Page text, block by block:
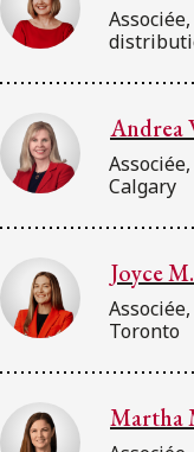
Andrea
Calgary
Joyce
Toronto
Martha